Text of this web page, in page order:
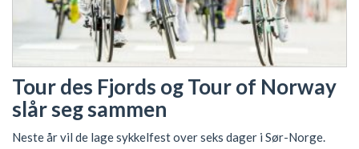
Tour des Fjords og Tour of Norway
slår seg sammen
Neste år vil de lage sykkelfest over seks dager i Sør-Norge.